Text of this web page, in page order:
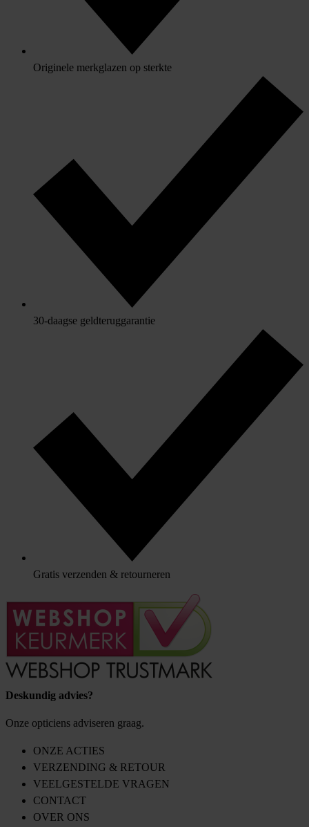
Originele merkglazen op sterkte
30-daagse geldteruggarantie
Gratis verzenden & retourneren
Deskundig advies?
Onze opticiens adviseren graag.
ONZE ACTIES
VERZENDING & RETOUR
VEELGESTELDE VRAGEN
CONTACT
OVER ONS